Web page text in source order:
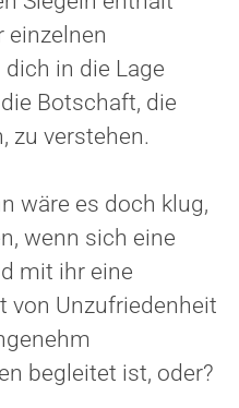
einzelnen
in die Lage
Botschaft, die
zu verstehen.
wäre es doch klug,
wenn sich eine
mit ihr eine
von Unzufriedenheit
begleitet ist, oder?